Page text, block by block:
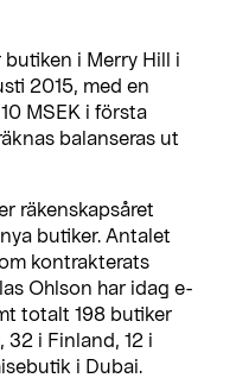
i Merry Hill i
2015, med en
MSEK i första
balanseras ut
räkenskapsåret
butiker. Antalet
kontrakterats
Ohlson har idag e-
totalt 198 butiker
32 i Finland, 12 i
i Dubai.